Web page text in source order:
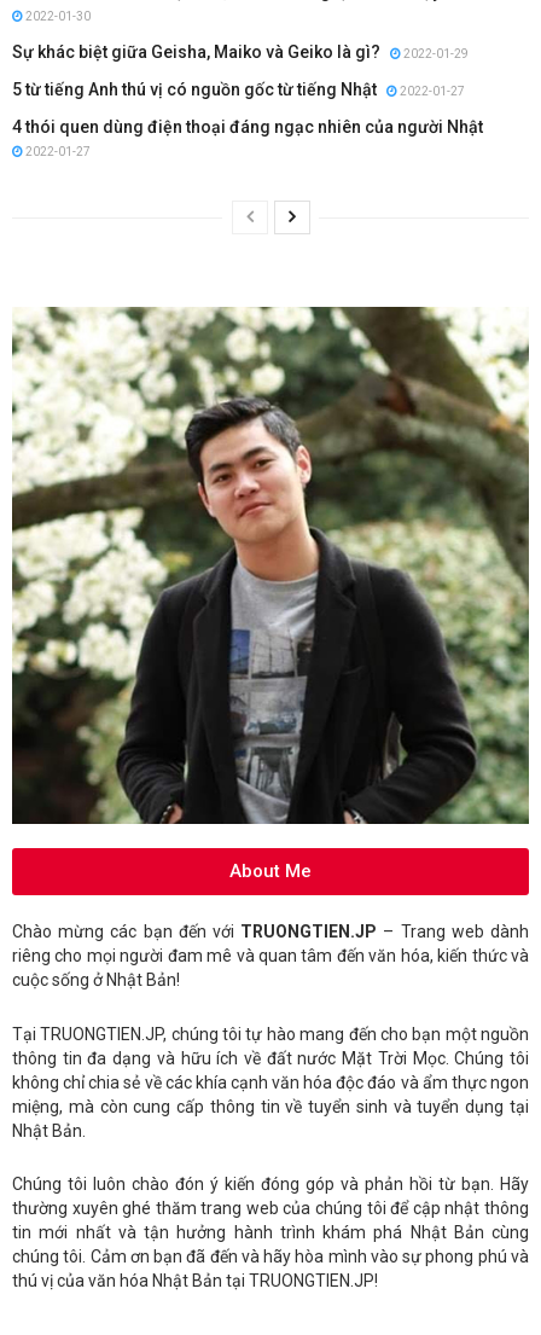
2022-01-30
Sự khác biệt giữa Geisha, Maiko và Geiko là gì? 2022-01-29
5 từ tiếng Anh thú vị có nguồn gốc từ tiếng Nhật 2022-01-27
4 thói quen dùng điện thoại đáng ngạc nhiên của người Nhật
2022-01-27
About Me
Chào mừng các bạn đến với TRUONGTIEN.JP – Trang web dành
riêng cho mọi người đam mê và quan tâm đến văn hóa, kiến thức và
cuộc sống ở Nhật Bản!
Tại TRUONGTIEN.JP, chúng tôi tự hào mang đến cho bạn một nguồn
thông tin đa dạng và hữu ích về đất nước Mặt Trời Mọc. Chúng tôi
không chỉ chia sẻ về các khía cạnh văn hóa độc đáo và ẩm thực ngon
miệng, mà còn cung cấp thông tin về tuyển sinh và tuyển dụng tại
Nhật Bản.
Chúng tôi luôn chào đón ý kiến đóng góp và phản hồi từ bạn. Hãy
thường xuyên ghé thăm trang web của chúng tôi để cập nhật thông
tin mới nhất và tận hưởng hành trình khám phá Nhật Bản cùng
chúng tôi. Cảm ơn bạn đã đến và hãy hòa mình vào sự phong phú và
thú vị của văn hóa Nhật Bản tại TRUONGTIEN.JP!